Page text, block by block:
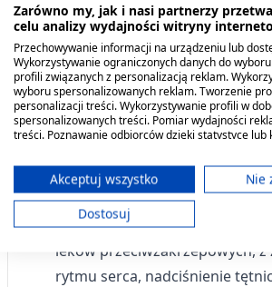
w czasie jednoczesnego
przeciezakrzepowych oraz w
krwotocznej,
w przypadku zatrzymania
w przypadku choroby
Należy zachować ostrożność
stosowania leku u osób z
krzepnięcia krwi lub
leków przeciwzakrzepowych,
rytmu serca, nadciśnienie
Zarówno my, jak i nasi partnerzy
celu analizy wydajności witryny
Przechowywanie informacji na urządzeniu lub
Wykorzystywanie ograniczonych danych do
profili związanych z personalizacją reklam.
wyboru spersonalizowanych reklam. Tworzenie
personalizacji treści. Wykorzystywanie profili w
spersonalizowanych treści. Pomiar wydajności
treści. Poznawanie odbiorców dzięki statystyce lub
ograniczonych danych do wyboru treści.
Dane mogą być udostępniane poza Unię
Twoja zgoda i polityka cookie dotyczą wyłącznie
Wyświetl listę partnerów (11 dostawców
Cele przetwarzania IAB:
Akceptuj wszystko
Nie
Dostosuj